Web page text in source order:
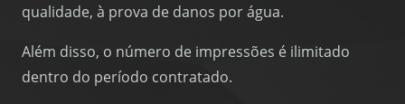
qualidade, à prova de danos por água.
Além disso, o número de impressões é ilimitado
dentro do período contratado.